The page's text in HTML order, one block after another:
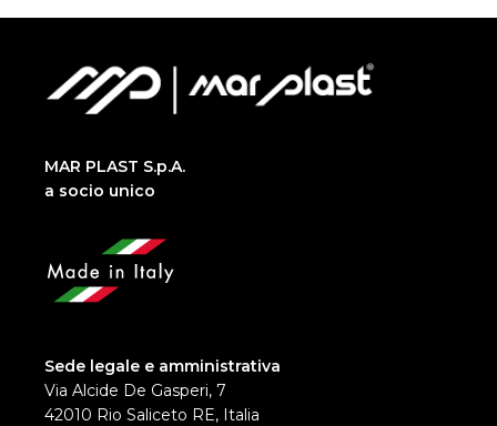
MAR PLAST S.p.A.
a socio unico
Sede legale e amministrativa
Via Alcide De Gasperi, 7
42010 Rio Saliceto RE, Italia